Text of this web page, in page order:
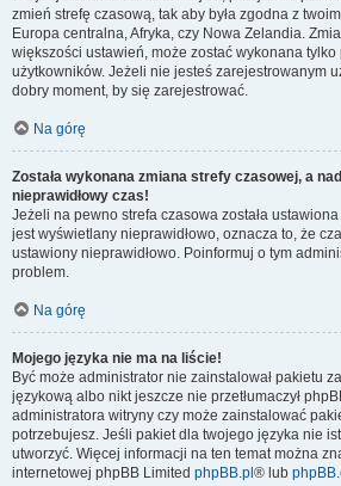
zmień strefę czasową, tak aby była zgodna z
Europa centralna, Afryka, czy Nowa Zelandia.
większości ustawień, może zostać wykonana
użytkowników. Jeżeli nie jesteś zarejestrowanym
dobry moment, by się zarejestrować.
Na górę
Została wykonana zmiana strefy czasowej, a
nieprawidłowy czas!
Jeżeli na pewno strefa czasowa została
jest wyświetlany nieprawidłowo, oznacza to, że
ustawiony nieprawidłowo. Poinformuj o tym
problem.
Na górę
Mojego języka nie ma na liście!
Być może administrator nie zainstalował pakietu
językową albo nikt jeszcze nie przetłumaczył
administratora witryny czy może zainstalować
potrzebujesz. Jeśli pakiet dla twojego języka nie
utworzyć. Więcej informacji na ten temat można
internetowej phpBB Limited phpBB.pl ® lub